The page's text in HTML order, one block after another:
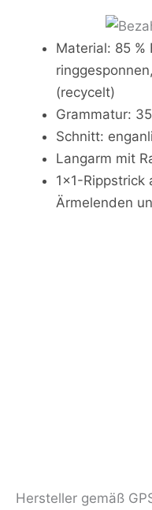
Material: 85 %
(recycelt)
Grammatur:
Schnitt:
Langarm mit
1x1-Rippstrick
Ärmelenden
Hersteller gemäß